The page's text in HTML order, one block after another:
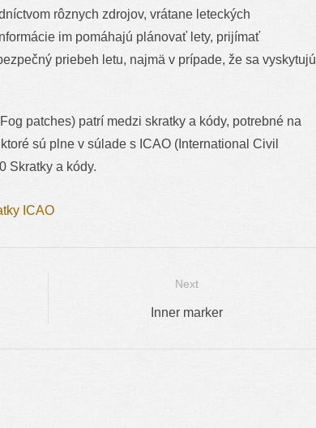
rôznych zdrojov, vrátane leteckých
im pomáhajú plánovať lety, prijímať
priebeh letu, najmä v prípade, že sa vyskytujú
patches) patrí medzi skratky a kódy, potrebné na
sú plne v súlade s ICAO (International Civil
Skratky a kódy.
ICAO
Next
Next
Inner marker